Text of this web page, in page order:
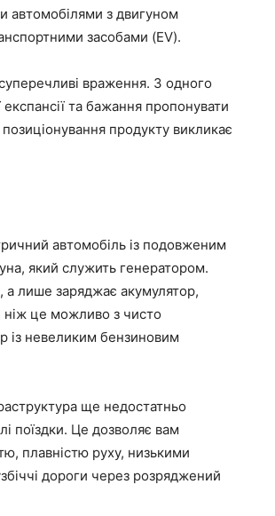
автомобілями з двигуном
засобами (EV).
враження. З одного
та бажання пропонувати
позиціонування продукту викликає
автомобіль із подовженим
який служить генератором.
а лише заряджає акумулятор,
ніж це можливо з чисто
із невеликим бензиновим
ще недостатньо
поїздки. Це дозволяє вам
плавністю руху, низькими
дороги через розряджений